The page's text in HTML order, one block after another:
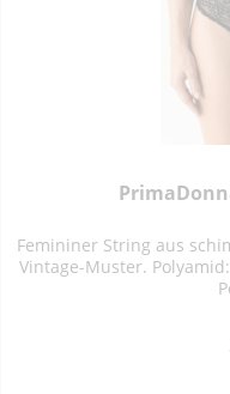
Femininer String aus
Vintage-Muster.